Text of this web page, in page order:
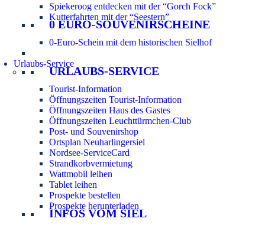
Spiekeroog entdecken mit der “Gorch Fock”
Kutterfahrten mit der “Seestern”
0 EURO-SOUVENIRSCHEINE
0-Euro-Schein mit dem historischen Sielhof
Urlaubs-Service
URLAUBS-SERVICE
Tourist-Information
Öffnungszeiten Tourist-Information
Öffnungszeiten Haus des Gastes
Öffnungszeiten Leuchttürmchen-Club
Post- und Souvenirshop
Ortsplan Neuharlingersiel
Nordsee-ServiceCard
Strandkorbvermietung
Wattmobil leihen
Tablet leihen
Prospekte bestellen
Prospekte herunterladen
INFOS VOM SIEL